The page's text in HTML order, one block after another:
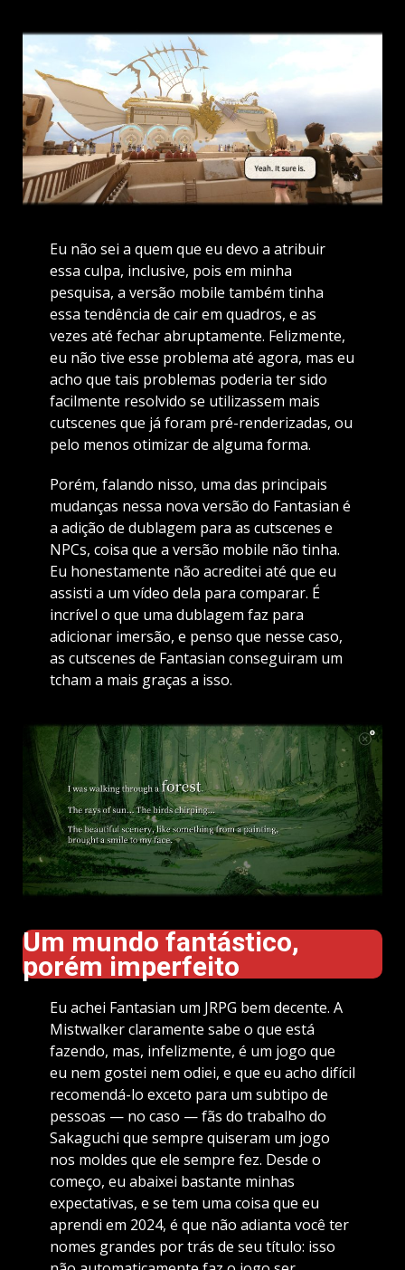
Eu não sei a quem que eu devo a atribuir
essa culpa, inclusive, pois em minha
pesquisa, a versão mobile também tinha
essa tendência de cair em quadros, e as
vezes até fechar abruptamente. Felizmente,
eu não tive esse problema até agora, mas eu
acho que tais problemas poderia ter sido
facilmente resolvido se utilizassem mais
cutscenes que já foram pré-renderizadas, ou
pelo menos otimizar de alguma forma.
Porém, falando nisso, uma das principais
mudanças nessa nova versão do Fantasian é
a adição de dublagem para as cutscenes e
NPCs, coisa que a versão mobile não tinha.
Eu honestamente não acreditei até que eu
assisti a um vídeo dela para comparar. É
incrível o que uma dublagem faz para
adicionar imersão, e penso que nesse caso,
as cutscenes de Fantasian conseguiram um
tcham a mais graças a isso.
Um mundo fantástico,
porém imperfeito
Eu achei Fantasian um JRPG bem decente. A
Mistwalker claramente sabe o que está
fazendo, mas, infelizmente, é um jogo que
eu nem gostei nem odiei, e que eu acho difícil
recomendá-lo exceto para um subtipo de
pessoas — no caso — fãs do trabalho do
Sakaguchi que sempre quiseram um jogo
nos moldes que ele sempre fez. Desde o
começo, eu abaixei bastante minhas
expectativas, e se tem uma coisa que eu
aprendi em 2024, é que não adianta você ter
nomes grandes por trás de seu título: isso